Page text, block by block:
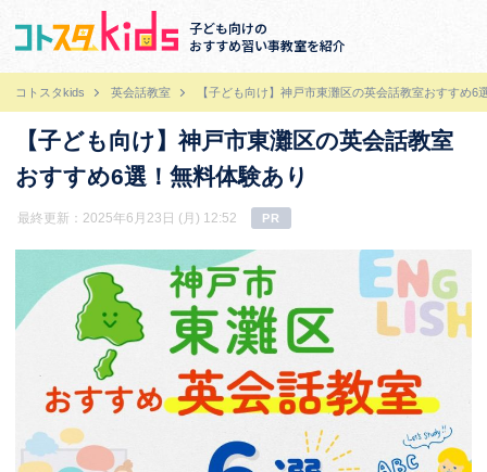
子ども向けの
おすすめ習い事教室を紹介
コトスタkids 英会話教室 【子ども向け】神戸市東灘区の英会話教室おすすめ6
【子ども向け】神戸市東灘区の英会話教室
おすすめ6選！無料体験あり
最終更新：2025年6月23日 (月) 12:52 PR